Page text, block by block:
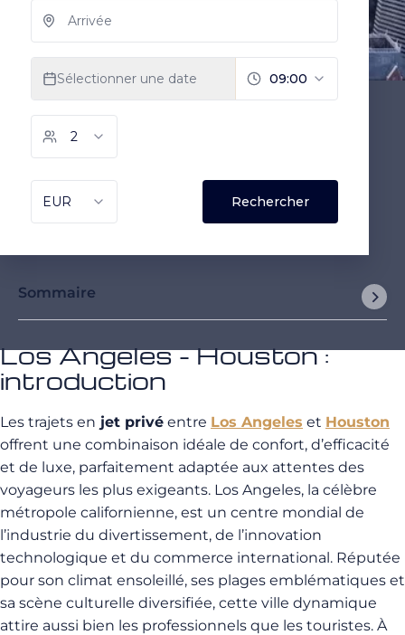
Sommaire
Los Angeles - Houston :
introduction
Les trajets en jet privé entre Los Angeles et Houston
offrent une combinaison idéale de confort, d’efficacité
et de luxe, parfaitement adaptée aux attentes des
voyageurs les plus exigeants. Los Angeles, la célèbre
métropole californienne, est un centre mondial de
l’industrie du divertissement, de l’innovation
technologique et du commerce international. Réputée
pour son climat ensoleillé, ses plages emblématiques et
sa scène culturelle diversifiée, cette ville dynamique
attire aussi bien les professionnels que les touristes. À